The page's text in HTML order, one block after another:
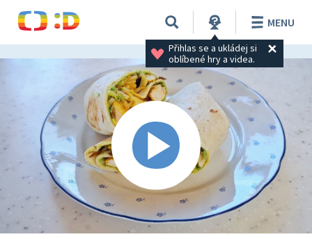
Přihlas se a ukládej si
oblíbené hry a videa.
MENU